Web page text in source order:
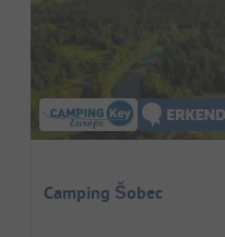
Camping Šobec